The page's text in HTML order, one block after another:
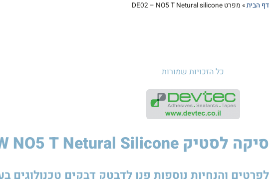
דף הבית» מפרט DE02 – NO5 T Netural silicone
כל הזכויות שמורות
סיקה לסטיק 850W NO5 T Netural Silicone​